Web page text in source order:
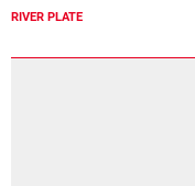
RIVER PLATE